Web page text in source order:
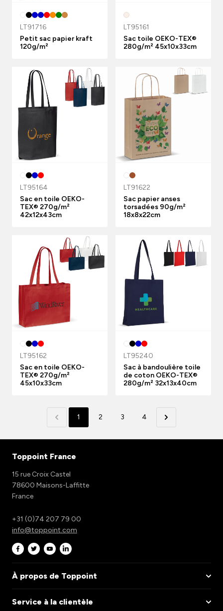
LT91716
Petit sac papier kraft
120g/m²
LT95161
Sac toile OEKO-TEX®
280g/m² 45x10x33cm
LT95164
Sac en toile OEKO-
TEX® 270g/m²
42x12x43cm
LT91622
Sac papier anses
torsadées 90g/m²
18x8x22cm
LT95162
Sac en toile OEKO-
TEX® 270g/m²
45x10x33cm
LT95240
Sac à bandoulière toile
de coton OEKO-TEX®
280g/m² 32x13x40cm
1 2 3 4
Toppoint France
15 rue Croix Castel
78600 Maisons-Laffitte
France
+31 (0)74 207 79 00
info@toppoint.com
À propos de Toppoint
Service à la clientèle